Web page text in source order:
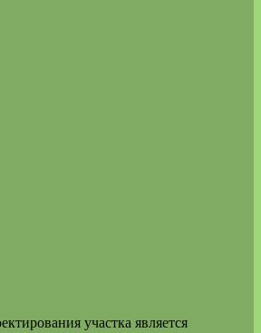
участка является